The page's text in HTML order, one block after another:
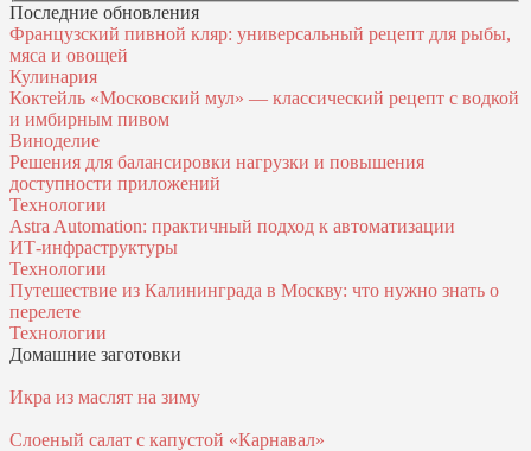
Последние обновления
Французский пивной кляр: универсальный рецепт для рыбы,
мяса и овощей
Кулинария
Коктейль «Московский мул» — классический рецепт с водкой
и имбирным пивом
Виноделие
Решения для балансировки нагрузки и повышения
доступности приложений
Технологии
Astra Automation: практичный подход к автоматизации
ИТ‑инфраструктуры
Технологии
Путешествие из Калининграда в Москву: что нужно знать о
перелете
Технологии
Домашние заготовки
Икра из маслят на зиму
Слоеный салат с капустой «Карнавал»